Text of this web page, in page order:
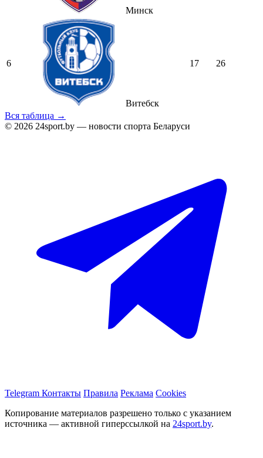
Минск
6
Витебск
17 26
Вся таблица →
© 2026 24sport.by — новости спорта Беларуси
Telegram Контакты Правила Реклама Cookies
Копирование материалов разрешено только с указанием
источника — активной гиперссылкой на 24sport.by.